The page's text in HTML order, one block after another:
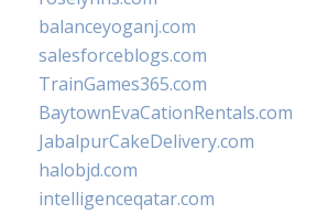
balanceyoganj.com
salesforceblogs.com
TrainGames365.com
BaytownEvaCationRentals.com
JabalpurCakeDelivery.com
halobjd.com
intelligenceqatar.com